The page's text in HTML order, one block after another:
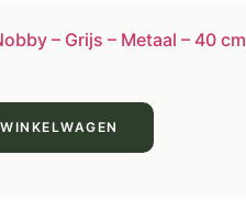
– Grijs – Metaal – 40 cm